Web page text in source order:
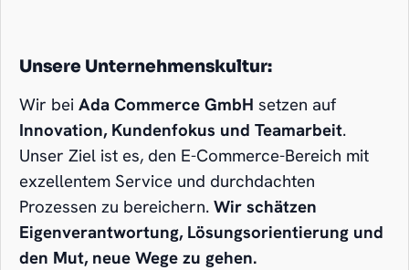
Unsere Unternehmenskultur:
Wir bei Ada Commerce GmbH setzen auf
Innovation, Kundenfokus und Teamarbeit.
Unser Ziel ist es, den E-Commerce-Bereich mit
exzellentem Service und durchdachten
Prozessen zu bereichern. Wir schätzen
Eigenverantwortung, Lösungsorientierung und
den Mut, neue Wege zu gehen.